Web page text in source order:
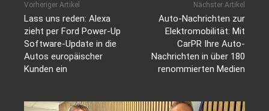
Vorheriger Artikel
Lass uns reden: Alexa
zieht per Ford Power-Up
Software-Update in die
Autos europäischer
Kunden ein
Nächster Artikel
Auto-Nachrichten zur
Elektromobilität: Mit
CarPR Ihre Auto-
Nachrichten in über 180
renommierten Medien